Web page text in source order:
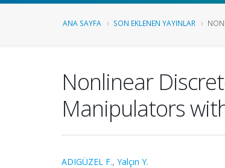
ANA SAYFA SON EKLENEN YAYINLAR
Nonlinear
Manipulators
ADIGÜZEL F., Yalçın Y.